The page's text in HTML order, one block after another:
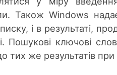
Також Windows
і в результаті,
Пошукові ключові
тих же результатів